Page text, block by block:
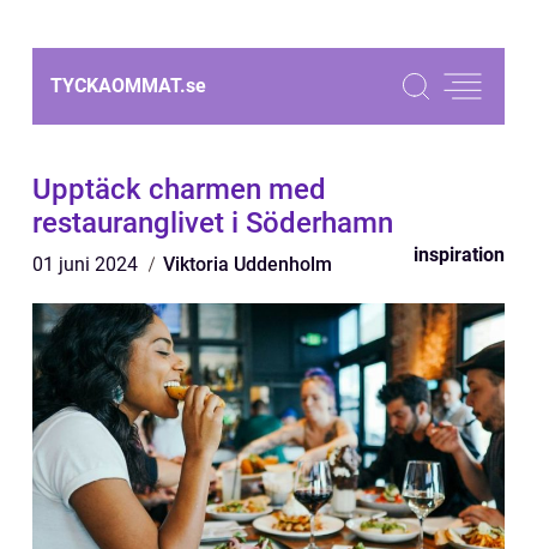
TYCKAOMMAT.se
Upptäck charmen med
restauranglivet i Söderhamn
01 juni 2024 Viktoria Uddenholm inspiration